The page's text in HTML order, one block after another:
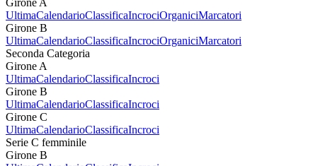
UltimaCalendarioClassificaIncrociOrganiciMarcatori
Girone B
UltimaCalendarioClassificaIncrociOrganiciMarcatori
Seconda Categoria
Girone A
UltimaCalendarioClassificaIncroci
Girone B
UltimaCalendarioClassificaIncroci
Girone C
UltimaCalendarioClassificaIncroci
Serie C femminile
Girone B